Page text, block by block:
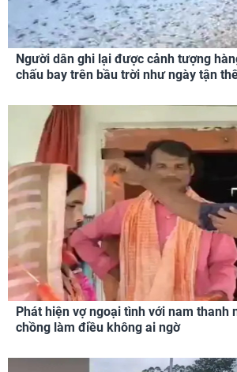
Người dân ghi lại được cảnh tượng
chấu bay trên bầu trời như ngày tận
Phát hiện vợ ngoại tình với nam thanh
chồng làm điều không ai ngờ